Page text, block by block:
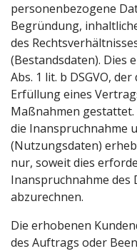
personenbezogene
Begründung,
des
(Bestandsdaten). Dies
Abs. 1 lit. b DSGVO,
Erfüllung eines
Maßnahmen
die Inanspruchnahme
(Nutzungsdaten)
nur, soweit dies
Inanspruchnahme des
abzurechnen.
Die erhobenen
des Auftrags oder